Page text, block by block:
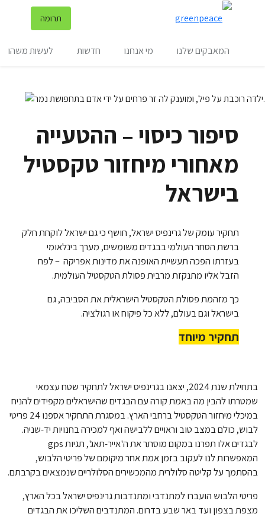
תרומה
המאבקים שלנו מי אנחנו חדשות לעשות משהו
סיפור כיסוי – ההטעייה
מאחורי מיחזור טקסטיל
בישראל
תחקיר עומק של גרינפיס ישראל, חושף כי גם ישראל לוקחת חלק
ברשת הסחר העולמי בבגדים משומשים, מערך בינלאומי
בעזרתו הפכה תעשיית האופנה את מדינות אפריקה – לפח
הזבל אליו מתנקזת מרבית פסולת הטקסטיל העולמית.
כך מזהמת פסולת הטקסטיל הישראלית את הסביבה, גם
בישראל וגם בעולם, ללא כל פיקוח או רגולציה.
תחקיר מיוחד
בתחילת שנת 2024, יצאנו בגרינפיס ישראל לתחקיר שטח עצמאי
שמטרתו להבין מה באמת קורה עם הבגדים שהישראלים מקפידים להניח
במיכלי מיחזור הטקסטיל ברחבי הארץ. במסגרת התחקיר אספנו 24 פריטי
לבוש, כולם במצב טוב וראויים ללבישה ואף למכירה בחנויות יד-שניה.
לבגדים אלו תפרנו במקום מוסתר את ה'אייר-תאג', תגיות gps
המאפשרות לנו לעקוב בזמן אמת אחר מיקומם של פריטי הלבוש,
בהסתמך על קליטה סלולרית מהמכשירים הסלולריים שנמצאים בקרבתם.
פריטי הלבוש הועברו למתנדבי ומתנדבות גרינפיס ישראל בכל הארץ,
מצפת בצפון ועד באר שבע בדרום. המתנדבים השליכו את הבגדים